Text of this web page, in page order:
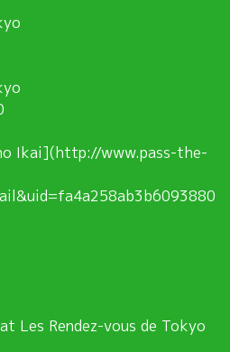
Ikai](http://www.pass-the-
Les Rendez-vous de Tokyo